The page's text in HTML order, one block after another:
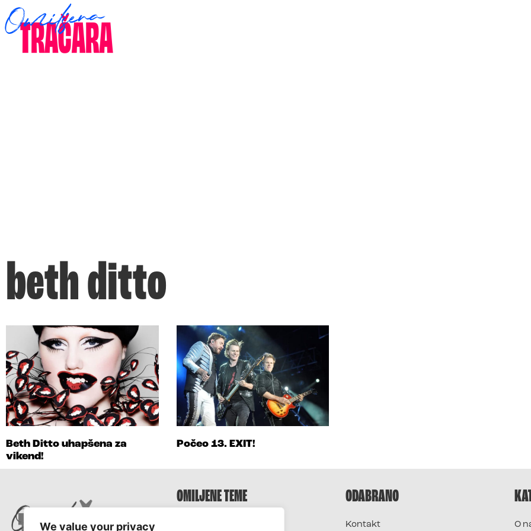
We value your privacy
beth ditto
Beth Ditto uhapšena za
vikend!
Počeo 13. EXIT!
OMILJENE TEME ODABRANO
Kontakt O